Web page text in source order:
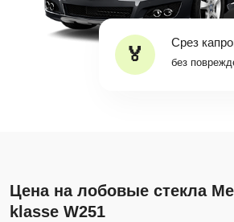
Срез
без
Цена на лобовые стекла
klasse W251